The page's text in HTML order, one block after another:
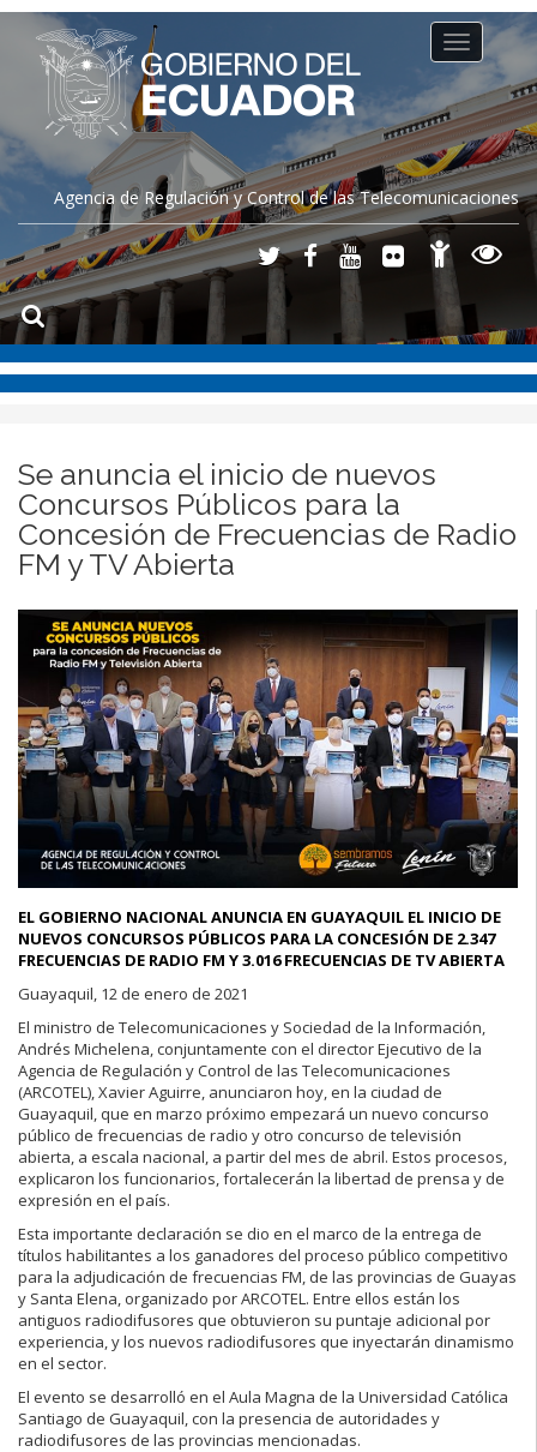
Agencia de Regulación y Control de las Telecomunicaciones
Toggle
navigation
Se anuncia el inicio de nuevos
Concursos Públicos para la
Concesión de Frecuencias de Radio
FM y TV Abierta
EL GOBIERNO NACIONAL ANUNCIA EN GUAYAQUIL EL INICIO DE
NUEVOS CONCURSOS PÚBLICOS PARA LA CONCESIÓN DE 2.347
FRECUENCIAS DE RADIO FM Y 3.016 FRECUENCIAS DE TV ABIERTA
Guayaquil, 12 de enero de 2021
El ministro de Telecomunicaciones y Sociedad de la Información,
Andrés Michelena, conjuntamente con el director Ejecutivo de la
Agencia de Regulación y Control de las Telecomunicaciones
(ARCOTEL), Xavier Aguirre, anunciaron hoy, en la ciudad de
Guayaquil, que en marzo próximo empezará un nuevo concurso
público de frecuencias de radio y otro concurso de televisión
abierta, a escala nacional, a partir del mes de abril. Estos procesos,
explicaron los funcionarios, fortalecerán la libertad de prensa y de
expresión en el país.
Esta importante declaración se dio en el marco de la entrega de
títulos habilitantes a los ganadores del proceso público competitivo
para la adjudicación de frecuencias FM, de las provincias de Guayas
y Santa Elena, organizado por ARCOTEL. Entre ellos están los
antiguos radiodifusores que obtuvieron su puntaje adicional por
experiencia, y los nuevos radiodifusores que inyectarán dinamismo
en el sector.
El evento se desarrolló en el Aula Magna de la Universidad Católica
Santiago de Guayaquil, con la presencia de autoridades y
radiodifusores de las provincias mencionadas.